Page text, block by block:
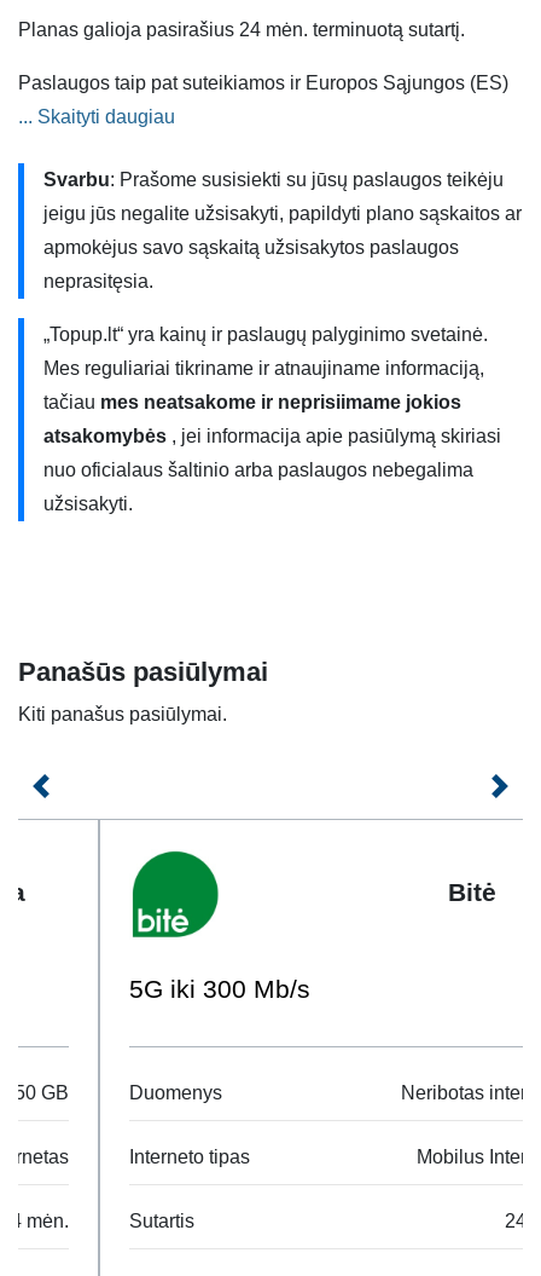
Planas galioja pasirašius 24 mėn. terminuotą sutartį.
Paslaugos taip pat suteikiamos ir Europos Sąjungos (ES)
bei Europos ekonominės erdvės (EEE) šalyse naudojantis
papildomi apribojimai. Daugiau informacijos rasite
paslaugų teikėjo puslapyje.
„Greit@s 5GB” naudoja 4G/4G+ ryšį. 4G ryšys net 10 kartų
spartesnis nei 3G ryšys ir galite greičiau naudotis internetu
savo įrenginyje. Interneto greičiai yra teoriniai ir priklauso
nuo daugelio faktorių. Jums reikia turėti 4G suderinamą
telefoną, turėti SIM kortelę, būti aprėpties zonoje ir kiti
faktoriai. Norėdami gauti daugiau informacijos, susisiekite
su savo paslaugų teikėju.
Akcija - Iki vasaros nemokamai. Mėnesinis mokestis už
Viršijus suteiktą duomenų kiekį, papildomo MB kaina 0,01
€. Paslaugą užsisakyti galite visuose Teledemos
Kainos nurodytos su PVM.
duomenys. Išnaudojus turimą mobiliųjų duomenų kiekį
Lietuvoje, papildomai galite užsisakyti siųsdami SMS
numeriu +37065782118 įrašę pasirinktą duomenų kiekį:
verslo planais.
2GB for € 1;
5GB for € 3;
10GB for € 5;
15GB for € 7;
... Skaityti daugiau
Svarbu: Prašome susisiekti su jūsų paslaugos teikėju
jeigu jūs negalite užsisakyti, papildyti plano sąskaitos ar
apmokėjus savo sąskaitą užsisakytos paslaugos
neprasitęsia.
„Topup.lt“ yra kainų ir paslaugų palyginimo svetainė.
Mes reguliariai tikriname ir atnaujiname informaciją,
tačiau mes neatsakome ir neprisiimame jokios
atsakomybės , jei informacija apie pasiūlymą skiriasi
nuo oficialaus šaltinio arba paslaugos nebegalima
užsisakyti.
Panašūs pasiūlymai
Kiti panašus pasiūlymai.
Ankstesnis Kitas
5G iki 300 Mb/s
Duomenys Neribotas internetas
Interneto tipas Mobilus Internetas
Sutartis